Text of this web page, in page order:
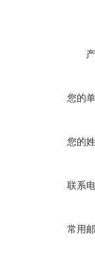
您的
您的
联系
常用